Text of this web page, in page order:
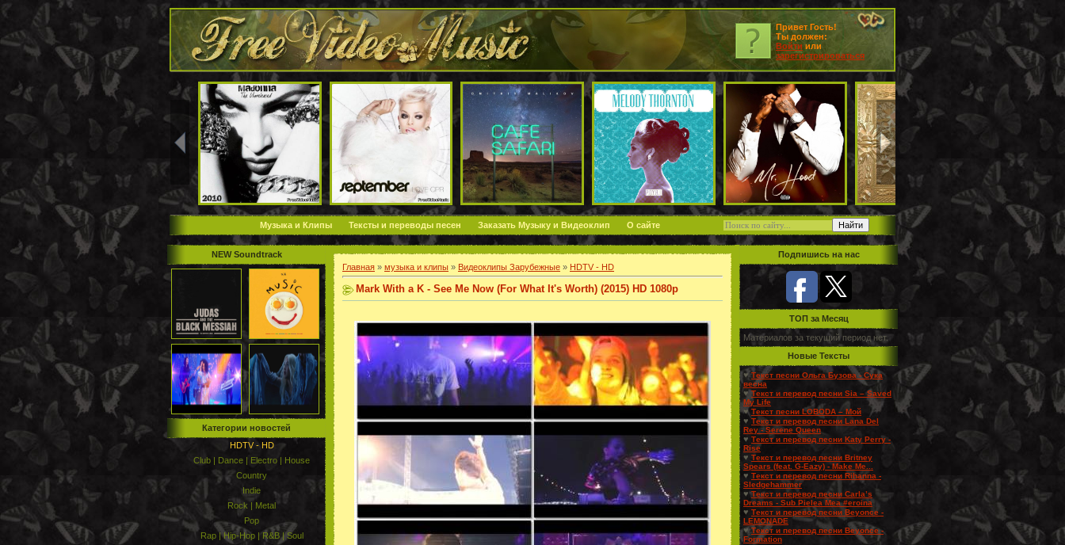
Привет Гость!
Ты должен:
Войти или
зарегистрироваться
Музыка и Клипы Тексты и переводы песен Заказать Музыку и Видеоклип О сайте
NEW Soundtrack
Категории новостей
HDTV - HD
Club | Dance | Electro | House
Country
Indie
Rock | Metal
Pop
Rap | Hip-Hop | R&B | Soul
Главная » музыка и клипы » Видеоклипы Зарубежные » HDTV - HD
Mark With a K - See Me Now (For What It's Worth) (2015) HD 1080p
Подпишись на нас
TOП за Месяц
Материалов за текущий период нет.
Новые Тексты
♥ Текст песни Ольга Бузова - Сука
весна
♥Текст и перевод песни Sia – Saved
My Life
♥Текст песни LOBODA – Мой
♥ Текст и перевод песни Lana Del
Rey - Serene Queen
♥ Текст и перевод песни Katy Perry -
Rise
♥ Текст и перевод песни Britney
Spears (feat. G-Eazy) - Make Me...
♥ Текст и перевод песни Rihanna -
Sledgehammer
♥Текст и перевод песни Carla’s
Dreams - Sub Pielea Mea #eroina
♥ Текст и перевод песни Beyonce -
LEMONADE
♥Текст и перевод песни Beyonce -
Formation